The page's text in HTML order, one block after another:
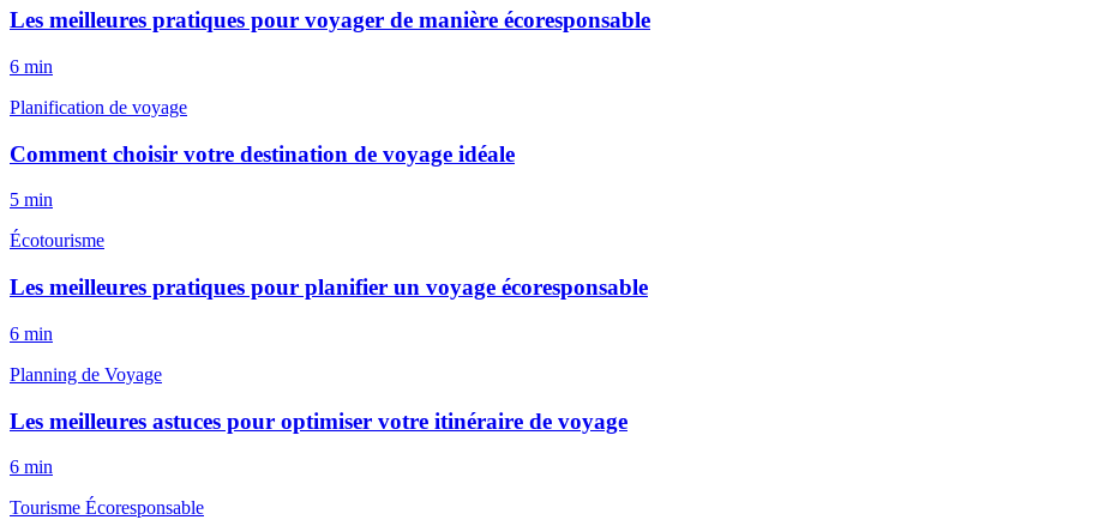
Les meilleures pratiques pour voyager de manière écoresponsable
6 min
Planification de voyage
Comment choisir votre destination de voyage idéale
5 min
Écotourisme
Les meilleures pratiques pour planifier un voyage écoresponsable
6 min
Planning de Voyage
Les meilleures astuces pour optimiser votre itinéraire de voyage
6 min
Tourisme Écoresponsable